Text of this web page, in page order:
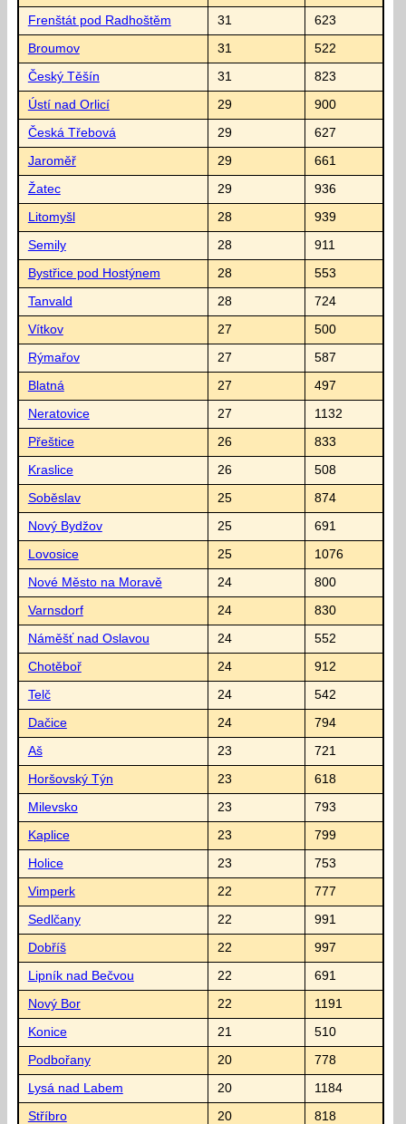
Frenštát pod Radhoštěm 31 623
Broumov 31 522
Český Těšín 31 823
Ústí nad Orlicí 29 900
Česká Třebová 29 627
Jaroměř 29 661
Žatec 29 936
Litomyšl 28 939
Semily 28 911
Bystřice pod Hostýnem 28 553
Tanvald 28 724
Vítkov 27 500
Rýmařov 27 587
Blatná 27 497
Neratovice 27 1132
Přeštice 26 833
Kraslice 26 508
Soběslav 25 874
Nový Bydžov 25 691
Lovosice 25 1076
Nové Město na Moravě 24 800
Varnsdorf 24 830
Náměšť nad Oslavou 24 552
Chotěboř 24 912
Telč 24 542
Dačice 24 794
Aš 23 721
Horšovský Týn 23 618
Milevsko 23 793
Kaplice 23 799
Holice 23 753
Vimperk 22 777
Sedlčany 22 991
Dobříš 22 997
Lipník nad Bečvou 22 691
Nový Bor 22 1191
Konice 21 510
Podbořany 20 778
Lysá nad Labem 20 1184
Stříbro 20 818